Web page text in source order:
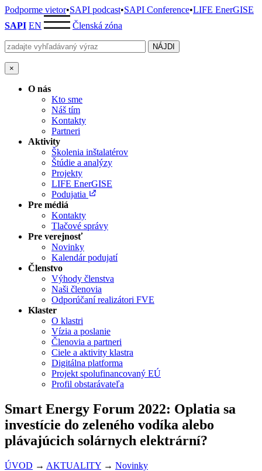
Podporme vietor•SAPI podcast•SAPI Conference•LIFE EnerGISE
SAPI EN Členská zóna
×
O nás
Kto sme
Náš tím
Kontakty
Partneri
Aktivity
Školenia inštalatérov
Štúdie a analýzy
Projekty
LIFE EnerGISE
Podujatia
Pre médiá
Kontakty
Tlačové správy
Pre verejnosť
Novinky
Kalendár podujatí
Členstvo
Výhody členstva
Naši členovia
Odporúčaní realizátori FVE
Klaster
O klastri
Vízia a poslanie
Členovia a partneri
Ciele a aktivity klastra
Digitálna platforma
Projekt spolufinancovaný EÚ
Profil obstarávateľa
Smart Energy Forum 2022: Oplatia sa
investície do zeleného vodíka alebo
plávajúcich solárnych elektrární?
ÚVOD → AKTUALITY → Novinky